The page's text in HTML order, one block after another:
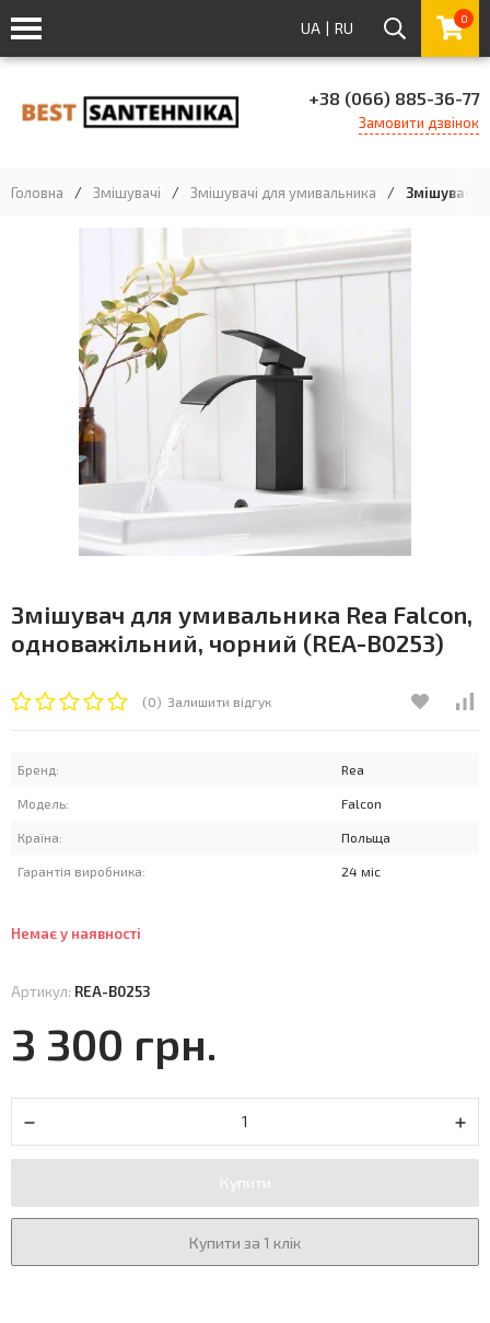
UA | RU 0
+38 (066) 885-36-77
Замовити дзвінок
Головна / Змішувачі / Змішувачі для умивальника / Змішувач
Змішувач для умивальника Rea Falcon,
одноважільний, чорний (REA-B0253)
(0) Залишити відгук
Бренд: Rea
Модель: Falcon
Країна: Польща
Гарантія виробника: 24 міс
Немає у наявності
Артикул: REA-B0253
3 300 грн.
Купити
Купити за 1 клік